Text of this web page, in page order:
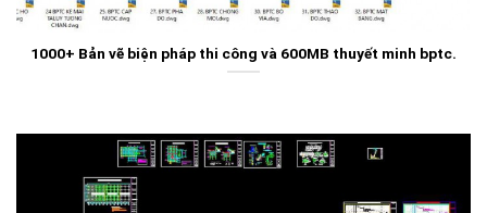
1000+ Bản vẽ biện pháp thi công và 600MB thuyết minh bptc.